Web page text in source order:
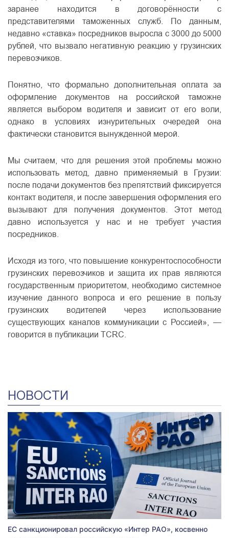
заранее находится в договорённости с
представителями таможенных служб. По данным,
недавно «ставка» посредников выросла с 3000 до 5000
рублей, что вызвало негативную реакцию у грузинских
перевозчиков.
Понятно, что формально дополнительная оплата за
оформление документов на российской таможне
является выбором водителя и зависит от его воли,
однако в условиях изнурительных очередей она
фактически становится вынужденной мерой.
Мы считаем, что для решения этой проблемы можно
использовать метод, давно применяемый в Грузии:
после подачи документов без препятствий фиксируется
контакт водителя, и после завершения оформления его
вызывают для получения документов. Этот метод
давно используется у нас и не требует участия
посредников.
Исходя из того, что повышение конкурентоспособности
грузинских перевозчиков и защита их прав являются
государственным приоритетом, необходимо системное
изучение данного вопроса и его решение в пользу
грузинских водителей через использование
существующих каналов коммуникации с Россией», —
говорится в публикации TCRC.
НОВОСТИ
ЕС санкционировал российскую «Интер РАО», косвенно